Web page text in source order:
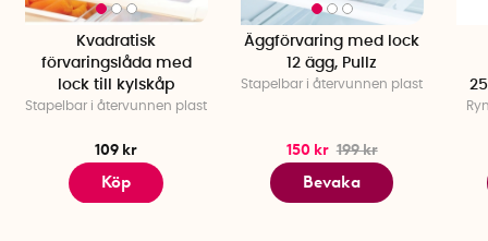
Kvadratisk
förvaringslåda med
lock till kylskåp
Stapelbar i återvunnen plast
109 kr
Köp
Äggförvaring med lock
12 ägg, Pullz
Stapelbar i återvunnen plast
150 kr 199 kr
Bevaka